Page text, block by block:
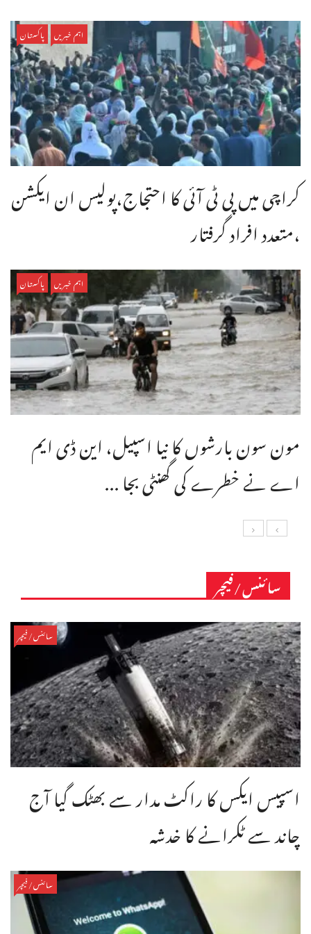
اہم خبریں پاکستان
کراچی میں پی ٹی آئی کا احتجاج،پولیس ان ایکشن
،متعدد افراد گرفتار
اہم خبریں پاکستان
مون سون بارشوں کا نیا اسپیل، این ڈی ایم
اے نے خطرے کی گھنٹی بجا ...
سائنس/فیچر
سائنس/فیچر
اسپیس ایکس کا راکٹ مدار سے بھٹک گیا آج
چاند سے ٹکرانے کا خدشہ
سائنس/فیچر